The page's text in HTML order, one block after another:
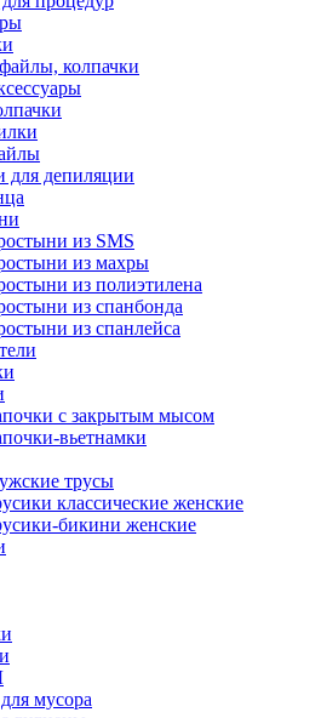
колпачки
для депиляции
из SMS
из махры
из полиэтилена
из спанбонда
из спанлейса
с закрытым мысом
вьетнамки
трусы
классические женские
бикини женские
мусора